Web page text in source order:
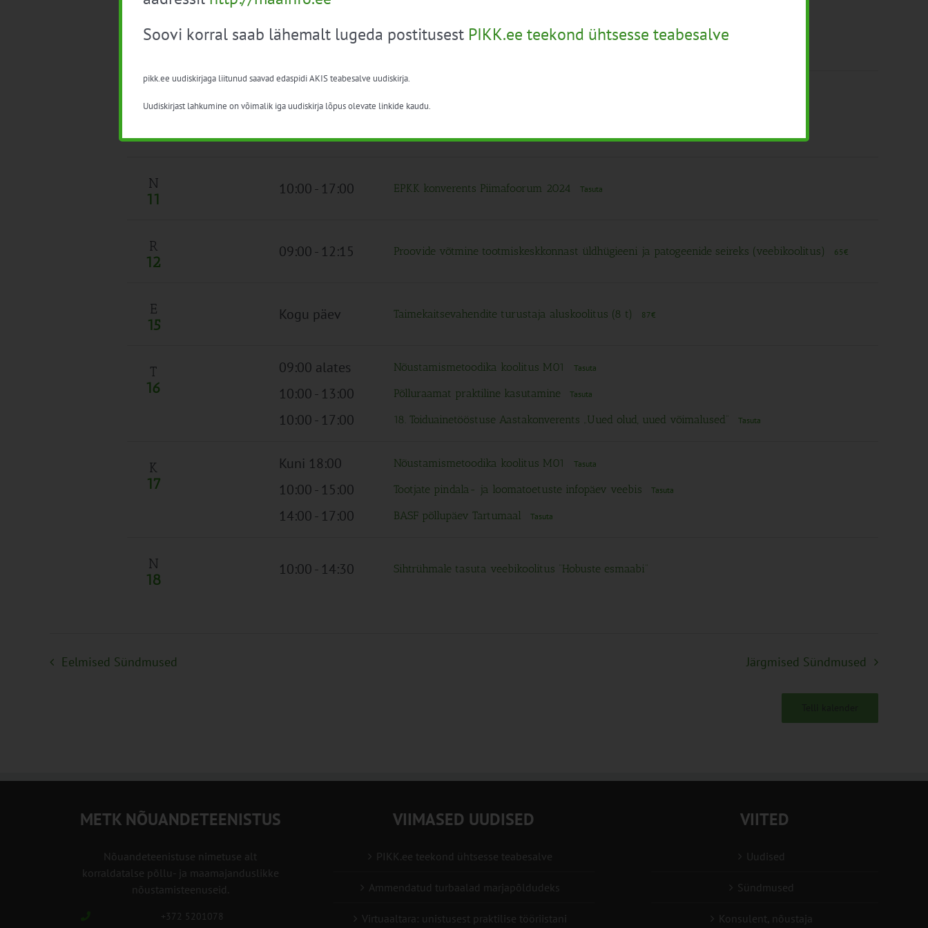
14:00
10
vähendamaks kadusid” Tasuta
N
11
10:00- 17:00 EPKK konverents Piimafoorum 2024 Tasuta
R
12
09:00- 12:15 Proovide võtmine tootmiskeskkonnast üldhügieeni ja patogeenide seireks (veebikoolitus) 65€
E
15
Kogu päev Taimekaitsevahendite turustaja aluskoolitus (8 t) 87€
T
16
09:00 alates Nõustamismetoodika koolitus M01 Tasuta
10:00- 13:00 Põlluraamat praktiline kasutamine Tasuta
10:00- 17:00 18. Toiduainetööstuse Aastakonverents „Uued olud, uued võimalused“ Tasuta
K
17
Kuni 18:00 Nõustamismetoodika koolitus M01 Tasuta
10:00- 15:00 Tootjate pindala- ja loomatoetuste infopäev veebis Tasuta
14:00- 17:00 BASF põllupäev Tartumaal Tasuta
N
18
10:00- 14:30 Sihtrühmale tasuta veebikoolitus “Hobuste esmaabi”
Eelmised Sündmused Järgmised Sündmused
METK NÕUANDETEENISTUS
Nõuandeteenistuse nimetuse alt
korraldatalse põllu- ja maamajanduslikke
nõustamisteenuseid.
+372 5201078
VIIMASED UUDISED
PIKK.ee teekond ühtsesse teabesalve
Ammendatud turbaalad marjapõldudeks
Virtuaaltara: unistusest praktilise tööriistani
VIITED
Uudised
Sündmused
Konsulent, nõustaja
Soovi korral saab lähemalt lugeda postitusest PIKK.ee teekond ühtsesse teabesalve
pikk.ee uudiskirjaga liitunud saavad edaspidi AKIS teabesalve uudiskirja.
Uudiskirjast lahkumine on võimalik iga uudiskirja lõpus olevate linkide kaudu.